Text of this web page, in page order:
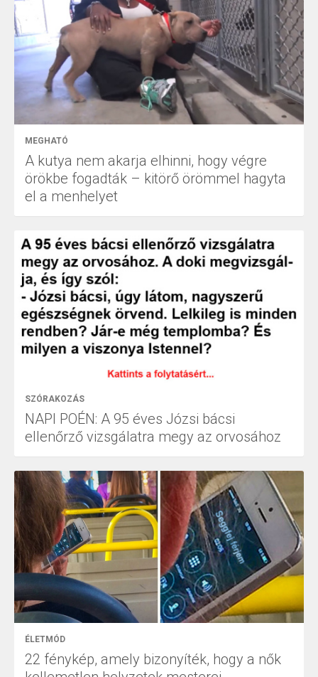
MEGHATÓ
A kutya nem akarja elhinni, hogy végre
örökbe fogadták – kitörő örömmel hagyta
el a menhelyet
SZÓRAKOZÁS
NAPI POÉN: A 95 éves Józsi bácsi
ellenőrző vizsgálatra megy az orvosához
ÉLETMÓD
22 fénykép, amely bizonyíték, hogy a nők